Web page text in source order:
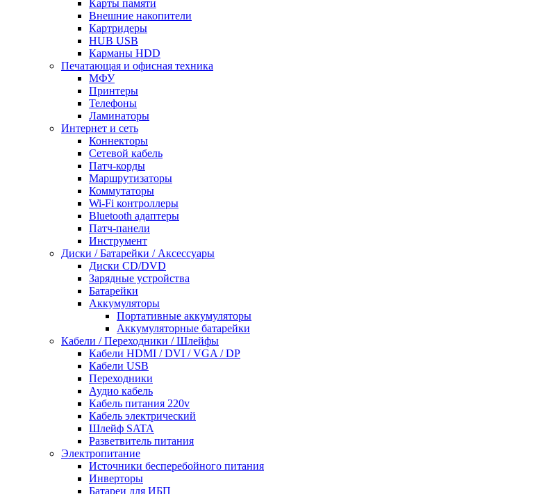
Карты памяти
Внешние накопители
Картридеры
HUB USB
Карманы HDD
Печатающая и офисная техника
МФУ
Принтеры
Телефоны
Ламинаторы
Интернет и сеть
Коннекторы
Сетевой кабель
Патч-корды
Маршрутизаторы
Коммутаторы
Wi-Fi контроллеры
Bluetooth адаптеры
Патч-панели
Инструмент
Диски / Батарейки / Аксессуары
Диски CD/DVD
Зарядные устройства
Батарейки
Аккумуляторы
Портативные аккумуляторы
Аккумуляторные батарейки
Кабели / Переходники / Шлейфы
Кабели HDMI / DVI / VGA / DP
Кабели USB
Переходники
Аудио кабель
Кабель питания 220v
Кабель электрический
Шлейф SATA
Разветвитель питания
Электропитание
Источники бесперебойного питания
Инверторы
Батареи для ИБП